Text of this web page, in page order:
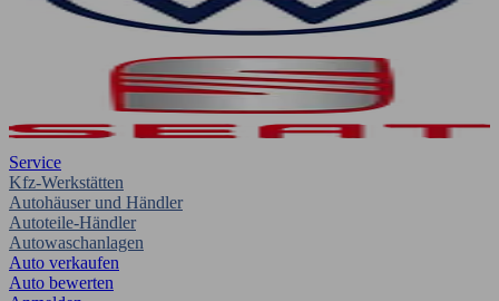
Service
Kfz-Werkstätten
Autohäuser und Händler
Autoteile-Händler
Autowaschanlagen
Auto verkaufen
Auto bewerten